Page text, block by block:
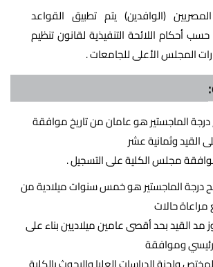
(الوافدين) يتم تطبيق القواعد
أحكام اللائحة التنفيذية لقانون تنظيم
المجلس الأعلى للجامعات .
درجة الماجستير هو عامان من تاريخ موافقة
القيد وثمانية عشر
مجلس الكلية على التسجيل .
درجة الماجستير هو خمس سنوات ميلادية من
مراعاة حالات
مد القيد بحد أقصى عامين ميلاديين بناء على
وموافقة